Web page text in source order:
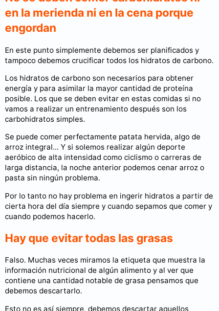
en la merienda ni en la cena porque
engordan
En este punto simplemente debemos ser planificados y
tampoco debemos crucificar todos los hidratos de carbono.
Los hidratos de carbono son necesarios para obtener
energía y para asimilar la mayor cantidad de proteína
posible. Los que se deben evitar en estas comidas si no
vamos a realizar un entrenamiento después son los
carbohidratos simples.
Se puede comer perfectamente patata hervida, algo de
arroz integral... Y si solemos realizar algún deporte
aeróbico de alta intensidad como ciclismo o carreras de
larga distancia, la noche anterior podemos cenar arroz o
pasta sin ningún problema.
Por lo tanto no hay problema en ingerir hidratos a partir de
cierta hora del día siempre y cuando sepamos que comer y
cuando podemos hacerlo.
Hay que evitar todas las grasas
Falso. Muchas veces miramos la etiqueta que muestra la
información nutricional de algún alimento y al ver que
contiene una cantidad notable de grasa pensamos que
debemos descartarlo.
Esto no es así siempre, debemos descartar aquellos